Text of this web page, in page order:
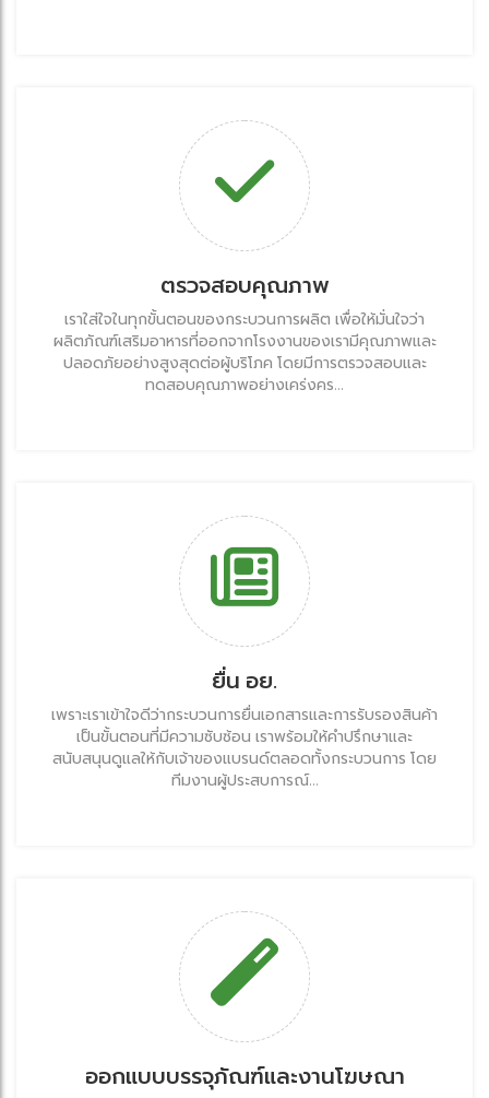
ตรวจสอบคุณภาพ
เราใส่ใจในทุกขั้นตอนของกระบวนการผลิต เพื่อให้มั่นใจว่า
ผลิตภัณฑ์เสริมอาหารที่ออกจากโรงงานของเรามีคุณภาพและ
ปลอดภัยอย่างสูงสุดต่อผู้บริโภค โดยมีการตรวจสอบและ
ทดสอบคุณภาพอย่างเคร่งคร...
ยื่น อย.
เพราะเราเข้าใจดีว่ากระบวนการยื่นเอกสารและการรับรองสินค้า
เป็นขั้นตอนที่มีความซับซ้อน เราพร้อมให้คำปรึกษาและ
สนับสนุนดูแลให้กับเจ้าของแบรนด์ตลอดทั้งกระบวนการ โดย
ทีมงานผู้ประสบการณ์...
ออกแบบบรรจุภัณฑ์และงานโฆษณา